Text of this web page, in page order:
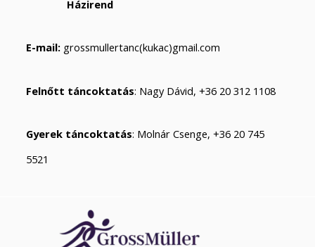
Házirend
E-mail:grossmullertanc(kukac)gmail.com
Felnőtt táncoktatás: Nagy Dávid, +36 20 312 1108
Gyerek táncoktatás: Molnár Csenge, +36 20 745
5521